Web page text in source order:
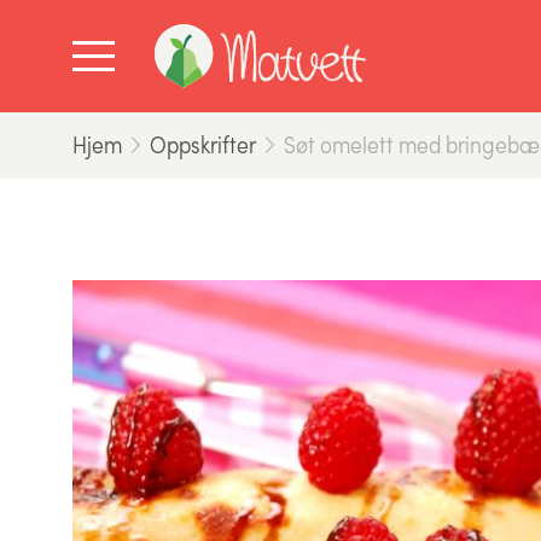
Hjem Oppskrifter Søt omelett med